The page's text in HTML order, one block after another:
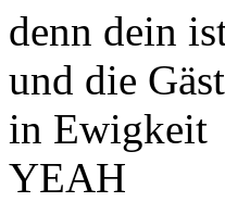
denn dein
und die
in Ewigkeit
YEAH